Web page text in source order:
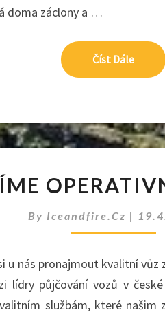
doma záclony a …
Číst DáleČíst
By Iceandfire.cz |
u nás pronajmout kvalitní vůz
lídry půjčování vozů v
službám, které našim